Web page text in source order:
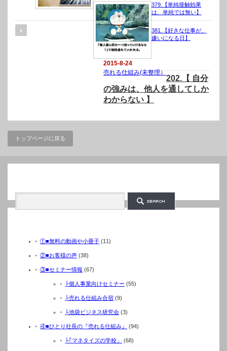
2015-8-24
売れる仕組み(未整理）
202.【 自分
の強みは、他人を通してしか
わからない 】
379.【単純接触効果
は、単純では無い】
381.【好きな仕事が、
嫌いになる日】
トップページに戻る
①■無料の動画や小冊子 (11)
②■お客様の声 (38)
③■セミナー情報 (67)
├個人事業向けセミナー (55)
├売れる仕組み合宿 (9)
├池袋ビジネス研究会 (3)
④■ひとり社長の『売れる仕組み』 (94)
├｢マネタイズの学校」 (68)